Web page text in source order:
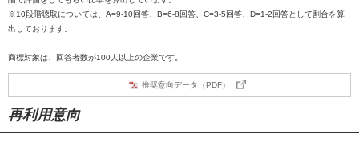
※10段階聴取については、A=9-10回答、B=6-8回答、C=3-5回答、D=1-2回答として割合を算
出しております。
商標対象は、回答者数が100人以上の企業です。
推奨意向データ（PDF）
再利用意向